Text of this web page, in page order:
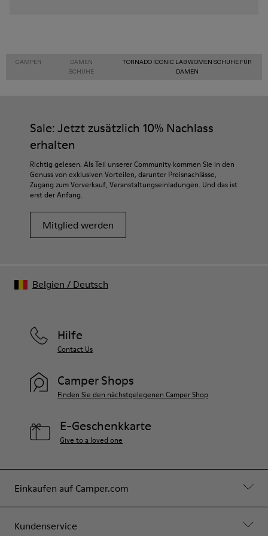
CAMPER
DAMEN
SCHUHE
TORNADO ICONIC LAB WOMEN SCHUHE FÜR
DAMEN
Sale: Jetzt zusätzlich 10% Nachlass
erhalten
Richtig gelesen. Als Teil unserer Community kommen Sie in den
Genuss von exklusiven Vorteilen, darunter Preisnachlässe,
Zugang zum Vorverkauf, Veranstaltungseinladungen. Und das ist
erst der Anfang.
Mitglied werden
Einkaufen auf Camper.com
Kundenservice
Hilfe
Contact Us
Camper Shops
Finden Sie den nächstgelegenen Camper Shop
E-Geschenkkarte
Give to a loved one
Belgien / Deutsch